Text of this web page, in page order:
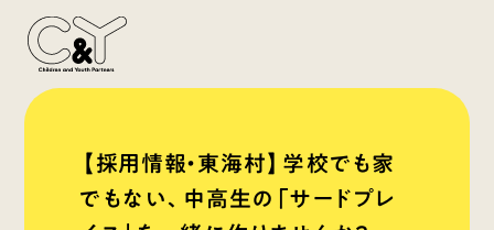
【採用情報・東海村】学校でも家
でもない、中高生の「サードプレ